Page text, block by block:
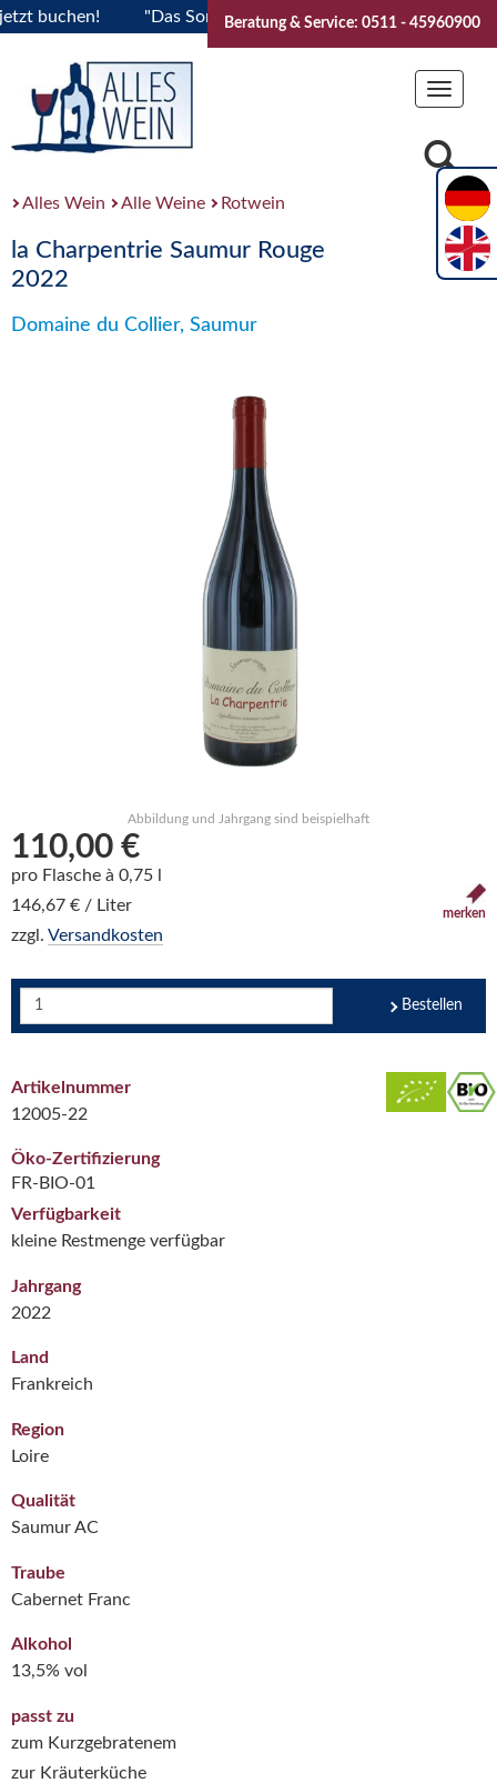
buchen! "Das Sommerfest 2026" Vive la
Beratung & Service: 0511 - 45960900
Toggle
Alles Wein Alle Weine Rotwein
la Charpentrie Saumur Rouge
2022
Domaine du Collier, Saumur
Abbildung und Jahrgang sind beispielhaft
110,00 €
pro Flasche à 0,75 l
146,67 € / Liter
zzgl. Versandkosten
merken
Bestellen
Artikelnummer
12005-22
Öko-Zertifizierung
FR-BIO-01
Verfügbarkeit
kleine Restmenge verfügbar
Jahrgang
2022
Land
Frankreich
Region
Loire
Qualität
Saumur AC
Traube
Cabernet Franc
Alkohol
13,5% vol
passt zu
zum Kurzgebratenem
zur Kräuterküche